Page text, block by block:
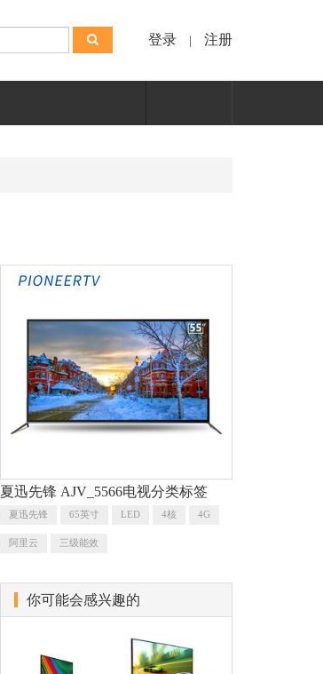
登录 注册
夏迅先锋 AJV_5566电视分类标签
夏迅先锋 65英寸 LED 4核 4G
阿里云 三级能效
你可能会感兴趣的